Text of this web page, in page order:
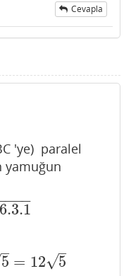
Cevapla
'ye) paralel
yamuğun
−
−−
5
– = 12 5
–
√
5